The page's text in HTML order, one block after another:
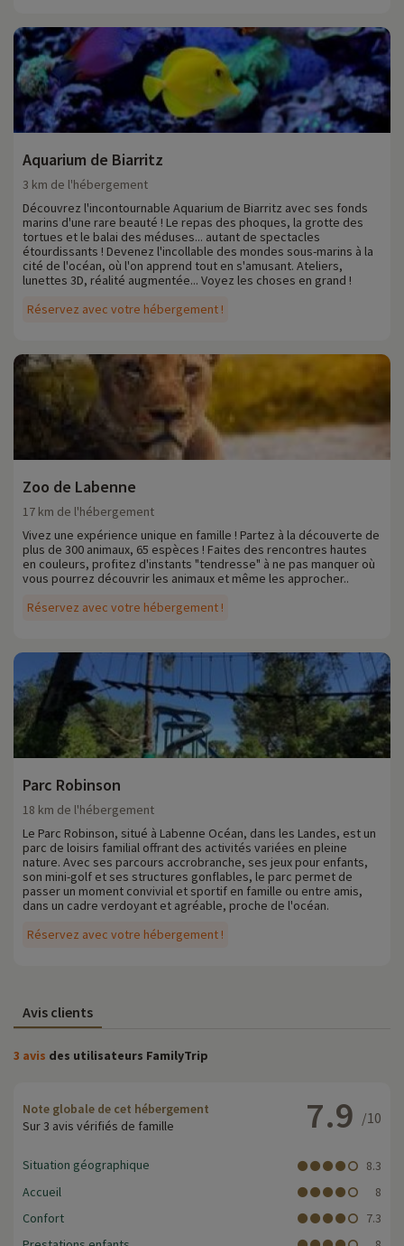
Aquarium de Biarritz
Réservez avec votre hébergement !
3 km de l'hébergement
Découvrez l'incontournable Aquarium de Biarritz avec ses fonds
marins d'une rare beauté ! Le repas des phoques, la grotte des
tortues et le balai des méduses... autant de spectacles
étourdissants ! Devenez l'incollable des mondes sous-marins à la
cité de l'océan, où l'on apprend tout en s'amusant. Ateliers,
lunettes 3D, réalité augmentée... Voyez les choses en grand !
Zoo de Labenne
Réservez avec votre hébergement !
17 km de l'hébergement
Vivez une expérience unique en famille ! Partez à la découverte de
plus de 300 animaux, 65 espèces ! Faites des rencontres hautes
en couleurs, profitez d'instants "tendresse" à ne pas manquer où
vous pourrez découvrir les animaux et même les approcher..
Parc Robinson
Réservez avec votre hébergement !
18 km de l'hébergement
Le Parc Robinson, situé à Labenne Océan, dans les Landes, est un
parc de loisirs familial offrant des activités variées en pleine
nature. Avec ses parcours accrobranche, ses jeux pour enfants,
son mini-golf et ses structures gonflables, le parc permet de
passer un moment convivial et sportif en famille ou entre amis,
dans un cadre verdoyant et agréable, proche de l'océan.
Avis clients
3 avis des utilisateurs FamilyTrip
Note globale de cet hébergement
Sur 3 avis vérifiés de famille
7.9 /10
Situation géographique
8.3
Accueil
8
Confort
7.3